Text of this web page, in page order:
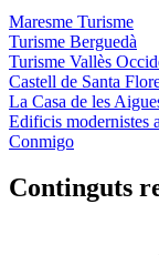
Maresme Turisme
Turisme Berguedà
Turisme Vallès
Castell de Santa
La Casa de les
Edificis modernistes
Conmigo
Continguts